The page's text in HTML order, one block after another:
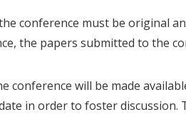
conference must be original
the papers submitted to the
conference will be made
in order to foster